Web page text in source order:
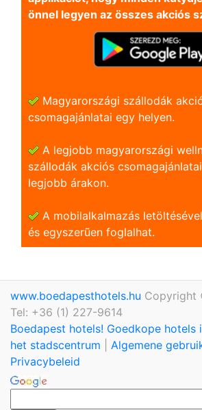
önnel legyen az összes akciós
Magyarországi szállodák
csomagajánlatai egy helyen.
A legjobb magyarországi
szállodák akciós
legjobb árakon.
A mobilalkalmazás
és egyszerũen foglalhat.
www.boedapesthotels.hu
Tel: +36 (1) 227-9614
Boedapest hotels! Goedkope hotels
het stadscentrum
Algemene
Privacybeleid